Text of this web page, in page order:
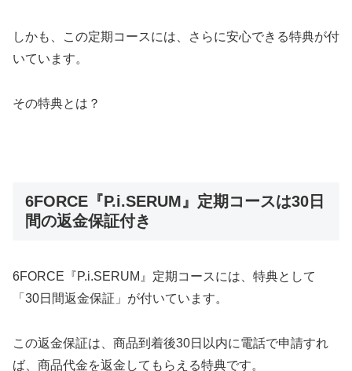
しかも、この定期コースには、さらに安心できる特典が付
いています。
その特典とは？
6FORCE『P.i.SERUM』定期コースは30日
間の返金保証付き
6FORCE『P.i.SERUM』定期コースには、特典として
「30日間返金保証」が付いています。
この返金保証は、商品到着後30日以内に電話で申請すれ
ば、商品代金を返金してもらえる特典です。